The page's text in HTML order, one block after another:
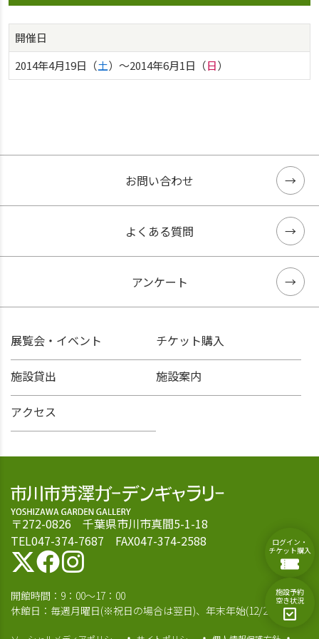
開催日
2014年4月19日（土）〜2014年6月1日（日）
お問い合わせ
よくある質問
アンケート
展覧会・イベント チケット購入
施設貸出 施設案内
アクセス
ログイン・
チケット購入
施設予約
空き状況
〒272-0826 千葉県市川市真間5-1-18
TEL047-374-7687 FAX047-374-2588
開館時間：9：00～17：00
休館日：毎週月曜日(※祝日の場合は翌日)、年末年始(12/28～1/4)